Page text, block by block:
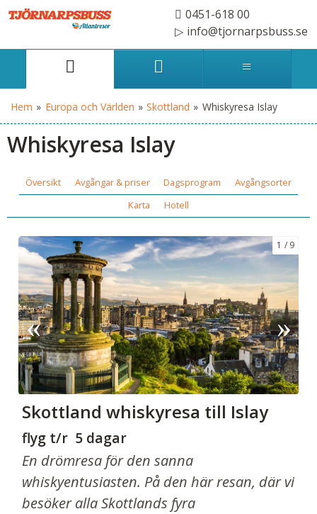
0451-618 00
info@tjornarpsbuss.se
Hem » Europa och Världen » Skottland » Whiskyresa Islay
Whiskyresa Islay
Översikt Avgångar & priser Dagsprogram
Avgångsorter
Karta
Hotell
1 9
Skottland whiskyresa till Islay
flyg t/r 5 dagar
En drömresa för den sanna
whiskyentusiasten. På den här resan, där vi
besöker alla Skottlands fyra